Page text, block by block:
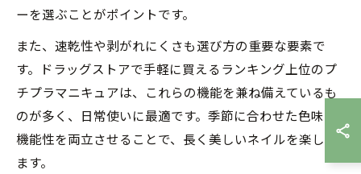
ーを選ぶことがポイントです。
また、速乾性や剥がれにくさも選び方の重要な要素で
す。ドラッグストアで手軽に買えるランキング上位のプ
チプラマニキュアは、これらの機能を兼ね備えているも
のが多く、日常使いに最適です。季節に合わせた色味と
機能性を両立させることで、長く美しいネイルを楽しめ
ます。